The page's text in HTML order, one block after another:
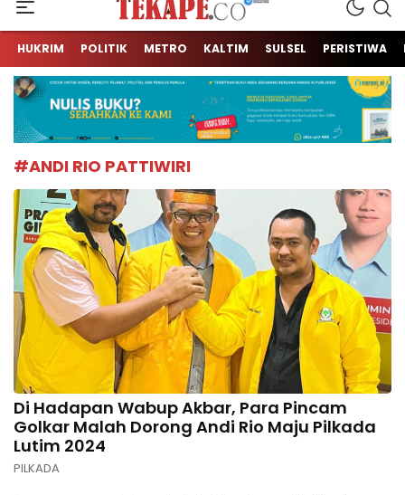
Tekape.co
Jendela Informasi Kita
HUKRIM POLITIK METRO KALTIM SULSEL PERISTIWA
#ANDI RIO PATTIWIRI
Di Hadapan Wabup Akbar, Para Pincam
Golkar Malah Dorong Andi Rio Maju Pilkada
Lutim 2024
PILKADA